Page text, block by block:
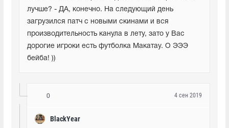
лучше? - ДА, конечно. На следующий день
загрузился патч с новыми скинами и вся
производительность канула в лету, зато у Вас
дорогие игроки есть футболка Макатау. О ЭЭЭ
бейба! ))
0
BlackYear
4 сен 2019